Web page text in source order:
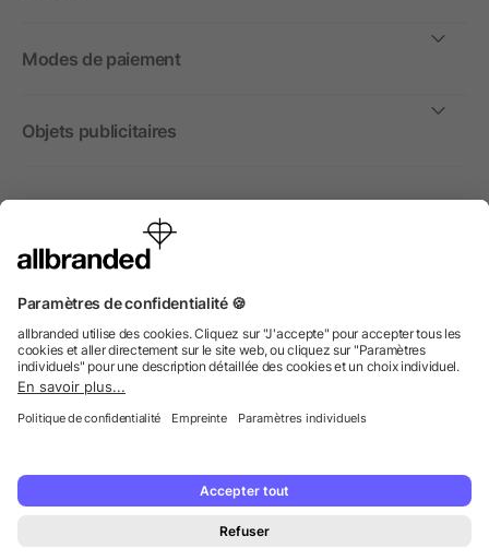
Modes de paiement
Objets publicitaires
International
Nous commercialisons nos objets publicitaires et articles
non aux personnes privées.